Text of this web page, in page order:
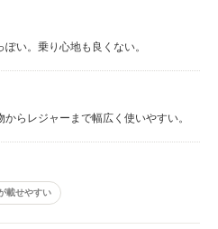
い。乗り心地も良くない。
らレジャーまで幅広く使いやすい。
載せやすい